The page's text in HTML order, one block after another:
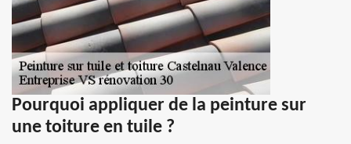
Pourquoi appliquer de la peinture sur
une toiture en tuile ?